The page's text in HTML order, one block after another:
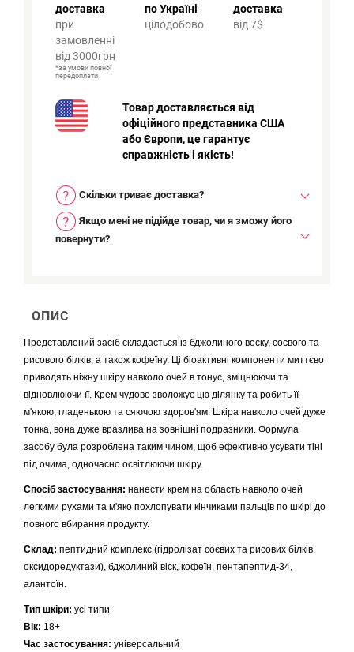
доставка
при
замовленні
від 3000грн
*за умови повної
передоплати
по Україні
цілодобово
доставка
від 7$
Товар доставляється від
офіційного представника США
або Європи, це гарантує
справжність і якість!
Скільки триває доставка?
Якщо мені не підійде товар, чи я зможу його
повернути?
ОПИС
Представлений засіб складається із бджолиного воску, соєвого та
рисового білків, а також кофеїну. Ці біоактивні компоненти миттєво
приводять ніжну шкіру навколо очей в тонус, зміцнюючи та
відновлюючи її. Крем чудово зволожує цю ділянку та робить її
м'якою, гладенькою та сяючою здоров'ям. Шкіра навколо очей дуже
тонка, вона дуже вразлива на зовнішні подразники. Формула
засобу була розроблена таким чином, щоб ефективно усувати тіні
під очима, одночасно освітлюючи шкіру.
Спосіб застосування: нанести крем на область навколо очей
легкими рухами та м'яко похлопувати кінчиками пальців по шкірі до
повного вбирання продукту.
Склад: пептидний комплекс (гідролізат соєвих та рисових білків,
оксидоредуктази), бджолиний віск, кофеїн, пентапептид-34,
алантоїн.
Тип шкіри: усі типи
Вік: 18+
Час застосування: універсальний